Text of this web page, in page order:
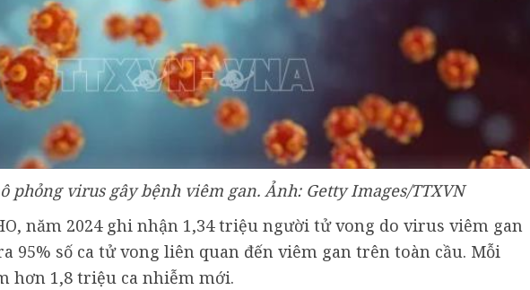
phỏng virus gây bệnh viêm gan. Ảnh: Getty Images/TTXVN
năm 2024 ghi nhận 1,34 triệu người tử vong do virus viêm gan
95% số ca tử vong liên quan đến viêm gan trên toàn cầu. Mỗi
hơn 1,8 triệu ca nhiễm mới.